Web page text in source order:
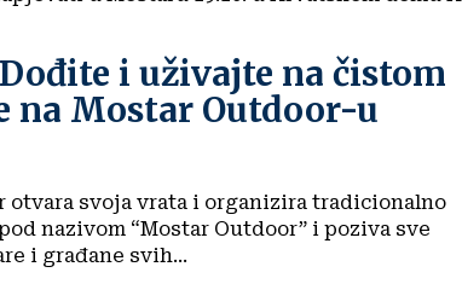
i uživajte na čistom
na Mostar Outdoor-u
otvara svoja vrata i organizira tradicionalno
nazivom “Mostar Outdoor” i poziva sve
i građane svih...